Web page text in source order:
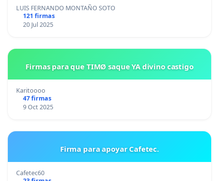
LUIS FERNANDO MONTAÑO SOTO
121 firmas
20 Jul 2025
Firmas para que TIMØ saque YA divino castigo
Karitoooo
47 firmas
9 Oct 2025
Firma para apoyar Cafetec.
Cafetec60